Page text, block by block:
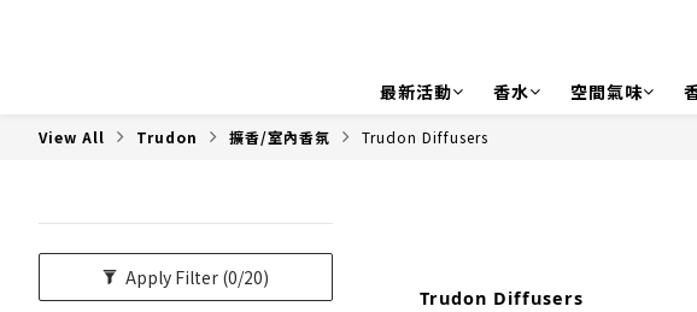
最新活動 香水 空間氣味
View All Trudon 擴香/室內香氛 Trudon Diffusers
Apply Filter (0/20)
Trudon Diffusers